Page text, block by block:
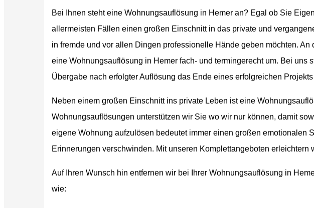
Bei Ihnen steht eine Wohnungsauflösung in Hemer an? Egal ob Sie
allermeisten Fällen einen großen Einschnitt in das private und
in fremde und vor allen Dingen professionelle Hände geben möchten.
eine Wohnungsauflösung in Hemer fach- und termingerecht um. Bei
Übergabe nach erfolgter Auflösung das Ende eines erfolgreichen
Neben einem großen Einschnitt ins private Leben ist eine
Wohnungsauflösungen unterstützen wir Sie wo wir nur können, damit
eigene Wohnung aufzulösen bedeutet immer einen großen emotionalen
Erinnerungen verschwinden. Mit unseren Komplettangeboten erleichtern
Auf Ihren Wunsch hin entfernen wir bei Ihrer Wohnungsauflösung in
wie: